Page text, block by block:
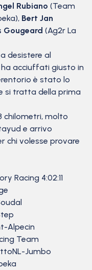
Rubiano (Team
Bert Jan
Gougeard (Ag2r La
desistere al
acciuffati giusto in
è stato lo
si tratta della prima
chilometri, molto
e arrivo
chi volesse provare
Racing 4:02:11
Alpecin
Team
Jumbo